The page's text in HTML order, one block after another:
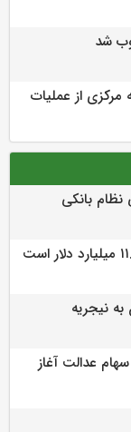
شد
مرکزی از عملیات
بانکی
عدالت آغاز